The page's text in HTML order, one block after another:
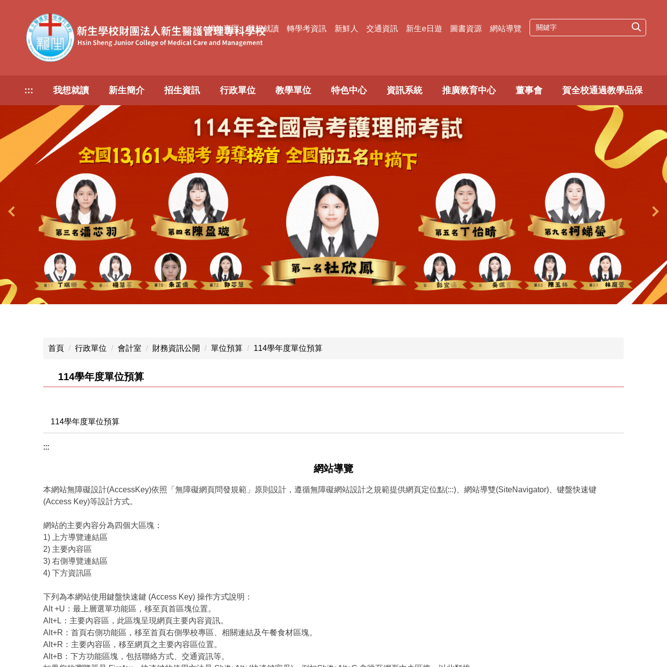
捐款專區 我想就讀 轉學考資訊 新鮮人 交通資訊 新生e日遊 圖書資源 網站導覽
::: 我想就讀 新生簡介 招生資訊 行政單位 教學單位 特色中心 資訊系統 推廣教育中心 董事會 賀全校通過教學品保
首頁 行政單位 會計室 財務資訊公開 單位預算 114學年度單位預算
114學年度單位預算
114學年度單位預算
:::
網站導覽
本網站無障礙設計(AccessKey)依照「無障礙網頁問發規範」原則設計，遵循無障礙網站設計之規範提供網頁定位點(:::)、網站導雙(SiteNavigator)、键盤快速键
(Access Key)等設計方式。
網站的主要內容分為四個大區塊：
1) 上方導覽連結區
2) 主要內容區
3) 右側導覽連結區
4) 下方資訊區
下列為本網站使用鍵盤快速鍵 (Access Key) 操作方式說明：
Alt +U：最上層選單功能區，移至頁首區塊位置。
Alt+L：主要內容區，此區塊呈現網頁主要內容資訊。
Alt+R：首頁右側功能區，移至首頁右側學校專區、相關連結及午餐食材區塊。
Alt+R：主要內容區，移至網頁之主要內容區位置。
Alt+B：下方功能區塊，包括聯絡方式、交通資訊等。